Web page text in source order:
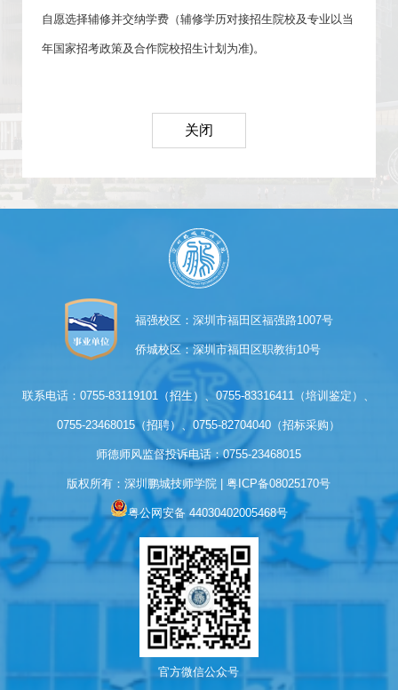
自愿选择辅修并交纳学费（辅修学历对接招生院校及专业以当
年国家招考政策及合作院校招生计划为准)。
关闭
福强校区：深圳市福田区福强路1007号
侨城校区：深圳市福田区职教街10号
联系电话：0755-83119101（招生）、0755-83316411（培训鉴定）、
0755-23468015（招聘）、0755-82704040（招标采购）
师德师风监督投诉电话：0755-23468015
版权所有：深圳鹏城技师学院 | 粤ICP备08025170号
粤公网安备 44030402005468号
官方微信公众号